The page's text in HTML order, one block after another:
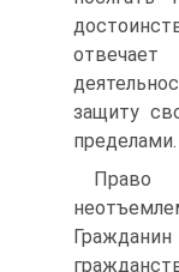
защиту
пределами.
Право